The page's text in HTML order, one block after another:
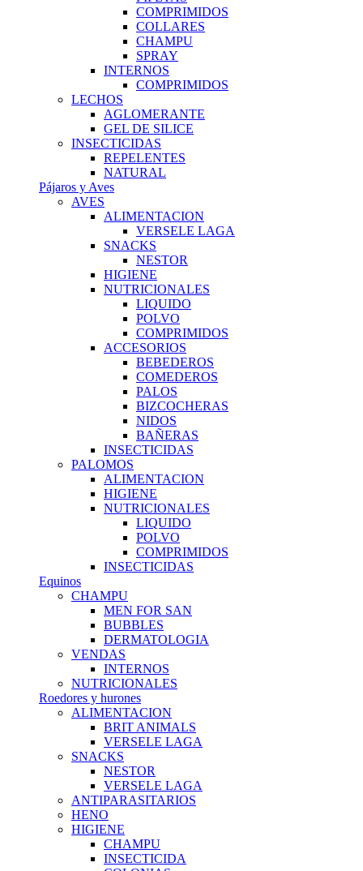
COMPRIMIDOS
COLLARES
CHAMPU
SPRAY
INTERNOS
COMPRIMIDOS
LECHOS
AGLOMERANTE
GEL DE SILICE
INSECTICIDAS
REPELENTES
NATURAL
Pájaros y Aves
AVES
ALIMENTACION
VERSELE LAGA
SNACKS
NESTOR
HIGIENE
NUTRICIONALES
LIQUIDO
POLVO
COMPRIMIDOS
ACCESORIOS
BEBEDEROS
COMEDEROS
PALOS
BIZCOCHERAS
NIDOS
BAÑERAS
INSECTICIDAS
PALOMOS
ALIMENTACION
HIGIENE
NUTRICIONALES
LIQUIDO
POLVO
COMPRIMIDOS
INSECTICIDAS
Equinos
CHAMPU
MEN FOR SAN
BUBBLES
DERMATOLOGIA
VENDAS
INTERNOS
NUTRICIONALES
Roedores y hurones
ALIMENTACION
BRIT ANIMALS
VERSELE LAGA
SNACKS
NESTOR
VERSELE LAGA
ANTIPARASITARIOS
HENO
HIGIENE
CHAMPU
INSECTICIDA